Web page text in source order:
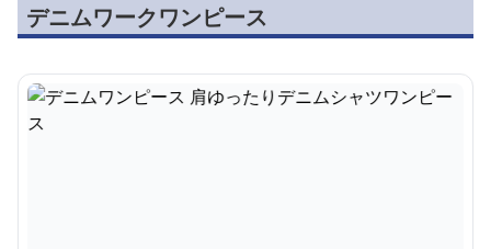
デニムワークワンピース